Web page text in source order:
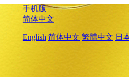
手机版
简体中文
English 简体中文 繁體中文 日